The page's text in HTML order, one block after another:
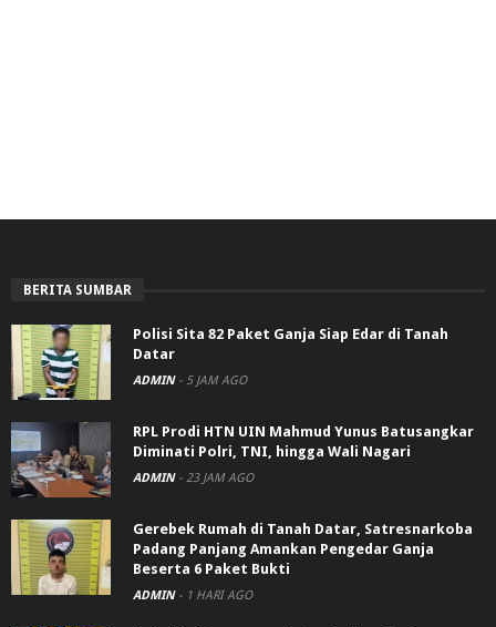
BERITA SUMBAR
Polisi Sita 82 Paket Ganja Siap Edar di Tanah
Datar
ADMIN - 5 JAM AGO
RPL Prodi HTN UIN Mahmud Yunus Batusangkar
Diminati Polri, TNI, hingga Wali Nagari
ADMIN - 23 JAM AGO
Gerebek Rumah di Tanah Datar, Satresnarkoba
Padang Panjang Amankan Pengedar Ganja
Beserta 6 Paket Bukti
ADMIN - 1 HARI AGO